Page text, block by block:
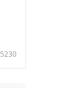
5230